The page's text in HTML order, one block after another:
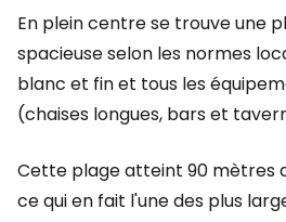
En plein centre se trouve une
spacieuse selon les normes
blanc et fin et tous les
(chaises longues, bars et
Cette plage atteint 90 mètres
ce qui en fait l'une des plus